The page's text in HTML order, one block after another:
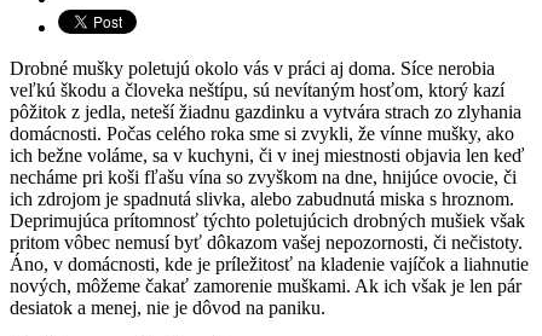
Drobné mušky poletujú okolo vás v práci aj doma. Síce nerobia
veľkú škodu a človeka neštípu, sú nevítaným hosťom, ktorý kazí
pôžitok z jedla, neteší žiadnu gazdinku a vytvára strach zo zlyhania
domácnosti. Počas celého roka sme si zvykli, že vínne mušky, ako
ich bežne voláme, sa v kuchyni, či v inej miestnosti objavia len keď
necháme pri koši fľašu vína so zvyškom na dne, hnijúce ovocie, či
ich zdrojom je spadnutá slivka, alebo zabudnutá miska s hroznom.
Deprimujúca prítomnosť týchto poletujúcich drobných mušiek však
pritom vôbec nemusí byť dôkazom vašej nepozornosti, či nečistoty.
Áno, v domácnosti, kde je príležitosť na kladenie vajíčok a liahnutie
nových, môžeme čakať zamorenie muškami. Ak ich však je len pár
desiatok a menej, nie je dôvod na paniku.